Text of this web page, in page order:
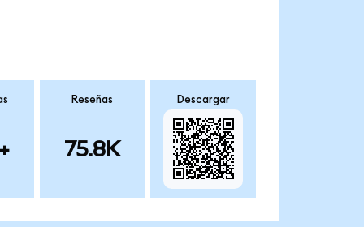
Reseñas
75.8K
Descargar